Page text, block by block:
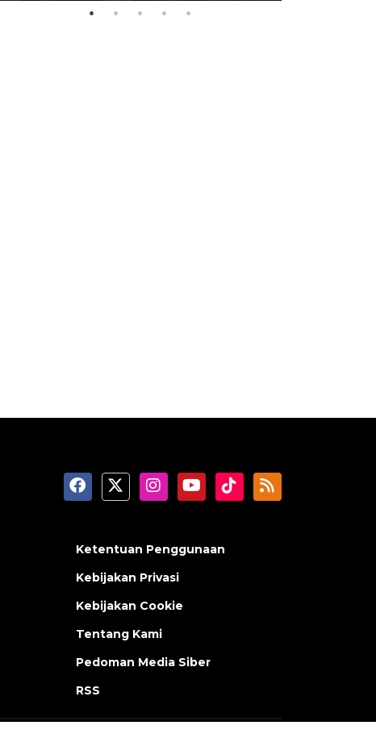
Ketentuan Penggunaan
Kebijakan Privasi
Kebijakan Cookie
Tentang Kami
Pedoman Media Siber
RSS